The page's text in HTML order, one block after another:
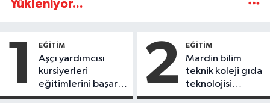
Yükleniyor...
1 EĞİTİM
Aşçı yardımcısı
kursiyerleri
eğitimlerini başarı
ile tamamladı
2 EĞİTİM
Mardin bilim
teknik koleji gıda
teknolojisi
öğrencileri